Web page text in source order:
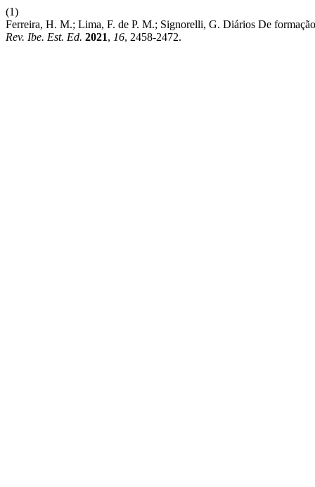
(1)
Ferreira, H. M.; Lima, F. de P. M.; Signorelli, G. Diários De
Rev. Ibe. Est. Ed. 2021, 16, 2458-2472.